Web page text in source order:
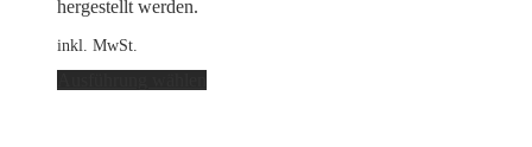
hergestellt werden.
inkl. MwSt.
Dieses
Produkt